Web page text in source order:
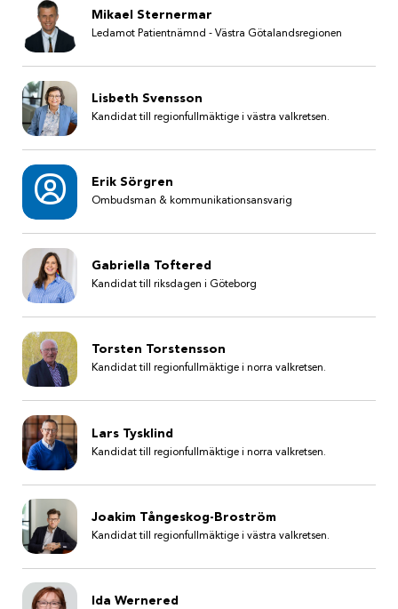
Mikael Sternermar
Ledamot Patientnämnd - Västra Götalandsregionen
Lisbeth Svensson
Kandidat till regionfullmäktige i västra valkretsen.
Erik Sörgren
Ombudsman & kommunikationsansvarig
Gabriella Toftered
Kandidat till riksdagen i Göteborg
Torsten Torstensson
Kandidat till regionfullmäktige i norra valkretsen.
Lars Tysklind
Kandidat till regionfullmäktige i norra valkretsen.
Joakim Tångeskog-Broström
Kandidat till regionfullmäktige i västra valkretsen.
Ida Wernered